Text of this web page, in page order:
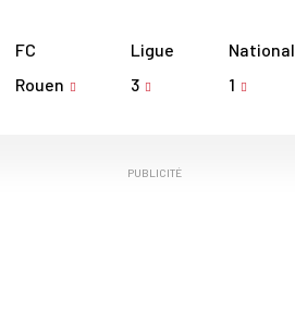
FC
Rouen
Ligue
3
National
1
PUBLICITÉ